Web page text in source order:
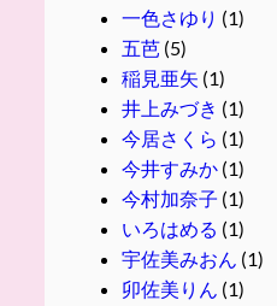
一色さゆり (1)
五芭(5)
稲見亜矢 (1)
井上みづき (1)
今居さくら (1)
今井すみか(1)
今村加奈子 (1)
いろはめる (1)
宇佐美みおん (1)
卯佐美りん (1)